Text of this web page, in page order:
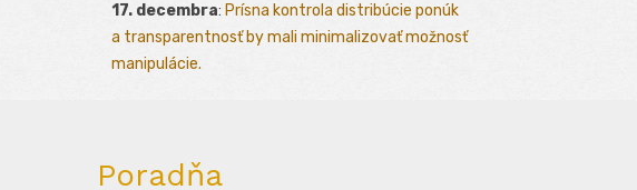
17. decembra: Prísna kontrola distribúcie ponúk
a transparentnosť by mali minimalizovať možnosť
manipulácie.
Poradňa